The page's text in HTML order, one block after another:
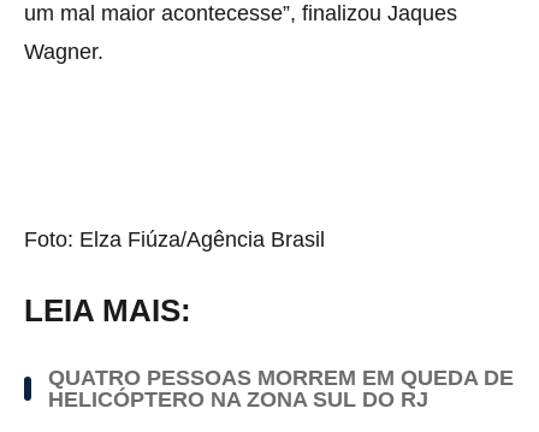
um mal maior acontecesse”, finalizou Jaques
Wagner.
Foto: Elza Fiúza/Agência Brasil
LEIA MAIS:
QUATRO PESSOAS MORREM EM QUEDA DE
HELICÓPTERO NA ZONA SUL DO RJ